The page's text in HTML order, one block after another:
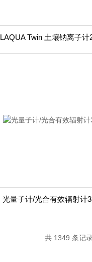
LAQUA Twin 土壤钠离子计
光量子计/光合有效辐射计
共 1349 条记